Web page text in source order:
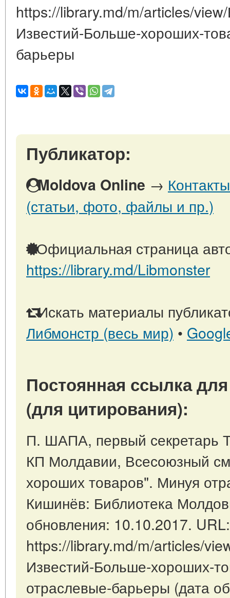
https://library.md/m/articles/
Известий-Больше-хороших-
барьеры
Публикатор:
Moldova Online →
(статьи, фото, файлы и пр.)
Официальная страница
https://library.md/Libmonster
Искать материалы
Либмонстр (весь мир) •
Постоянная ссылка
(для цитирования):
П. ШАПА, первый секретарь
КП Молдавии, Всесоюзный
хороших товаров". Минуя
Кишинёв: Библиотека
обновления: 10.10.2017. URL:
https://library.md/m/articles/
Известий-Больше-хороших-
отраслевые-барьеры (дата